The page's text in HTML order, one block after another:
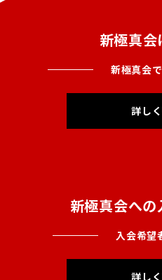
新極真会
新極真会
詳し
新極真会へ
入会希望
詳し